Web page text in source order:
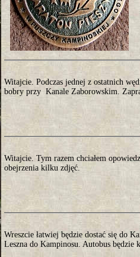
Witajcie. Podczas jednej z ostatnich
bobry przy Kanale Zaborowskim.
Witajcie. Tym razem chciałem
obejrzenia kilku zdjęć.
Wreszcie łatwiej będzie dostać się do
Leszna do Kampinosu. Autobus będzie